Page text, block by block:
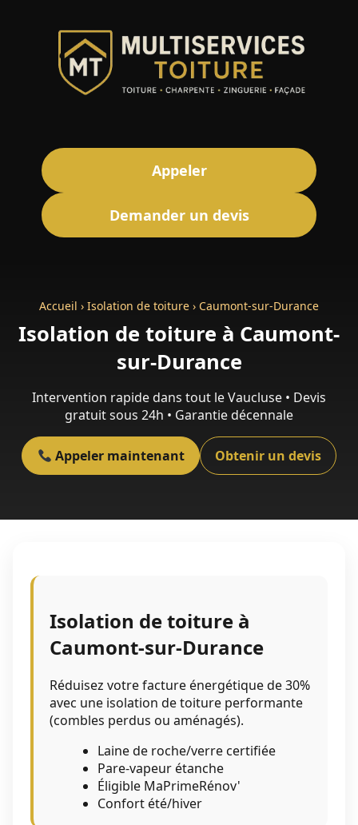
Appeler
Demander un devis
Accueil › Isolation de toiture › Caumont-sur-Durance
Isolation de toiture à Caumont-
sur-Durance
Intervention rapide dans tout le Vaucluse • Devis
gratuit sous 24h • Garantie décennale
Appeler maintenant Obtenir un devis
Isolation de toiture à
Caumont-sur-Durance
Réduisez votre facture énergétique de 30%
avec une isolation de toiture performante
(combles perdus ou aménagés).
Laine de roche/verre certifiée
Pare-vapeur étanche
Éligible MaPrimeRénov'
Confort été/hiver